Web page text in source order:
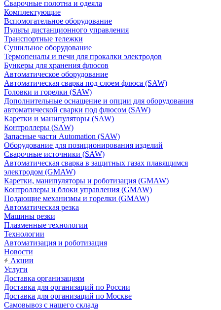
Сварочные полотна и одеяла
Комплектующие
Вспомогательное оборудование
Пульты дистанционного управления
Транспортные тележки
Сушильное оборудование
Термопеналы и печи для прокалки электродов
Бункеры для хранения флюсов
Автоматическое оборудование
Автоматическая сварка под слоем флюса (SAW)
Головки и горелки (SAW)
Дополнительные оснащение и опции для оборудования
автоматической сварки под флюсом (SAW)
Каретки и манипуляторы (SAW)
Контроллеры (SAW)
Запасные части Automation (SAW)
Оборудование для позиционирования изделий
Сварочные источники (SAW)
Автоматическая сварка в защитных газах плавящимся
электродом (GMAW)
Каретки, манипуляторы и роботизация (GMAW)
Контроллеры и блоки управления (GMAW)
Подающие механизмы и горелки (GMAW)
Автоматическая резка
Машины резки
Плазменные технологии
Технологии
Автоматизация и роботизация
Новости
Акции
Услуги
Доставка организациям
Доставка для организаций по России
Доставка для организаций по Москве
Самовывоз с нашего склада